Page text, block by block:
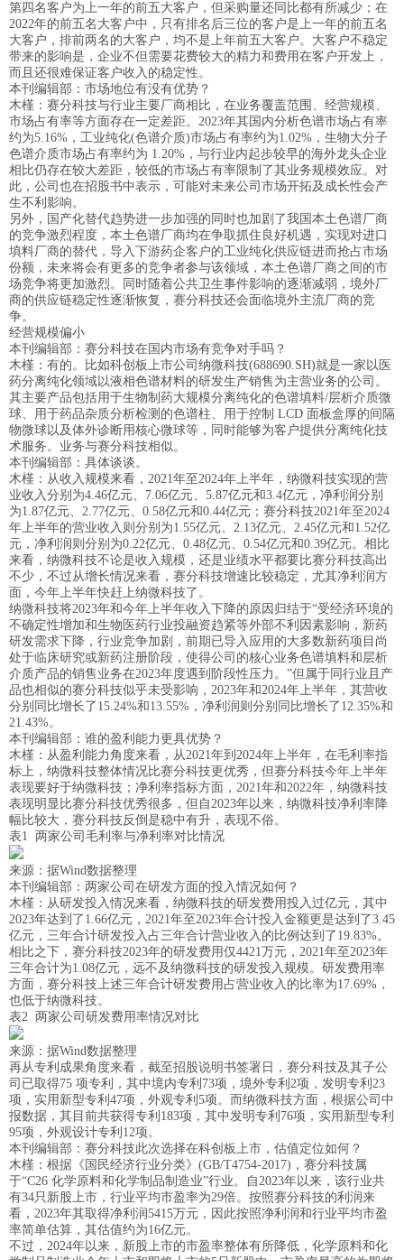
第四名客户为上一年的前五大客户，但采购量还同比都有所减少；在
2022年的前五名大客户中，只有排名后三位的客户是上一年的前五名
大客户，排前两名的大客户，均不是上年前五大客户。大客户不稳定
带来的影响是，企业不但需要花费较大的精力和费用在客户开发上，
而且还很难保证客户收入的稳定性。
本刊编辑部：市场地位有没有优势？
木槿：赛分科技与行业主要厂商相比，在业务覆盖范围、经营规模、
市场占有率等方面存在一定差距。2023年其国内分析色谱市场占有率
约为5.16%，工业纯化(色谱介质)市场占有率约为1.02%，生物大分子
色谱介质市场占有率约为 1.20%，与行业内起步较早的海外龙头企业
相比仍存在较大差距，较低的市场占有率限制了其业务规模效应。对
此，公司也在招股书中表示，可能对未来公司市场开拓及成长性会产
生不利影响。
另外，国产化替代趋势进一步加强的同时也加剧了我国本土色谱厂商
的竞争激烈程度，本土色谱厂商均在争取抓住良好机遇，实现对进口
填料厂商的替代，导入下游药企客户的工业纯化供应链进而抢占市场
份额，未来将会有更多的竞争者参与该领域，本土色谱厂商之间的市
场竞争将更加激烈。同时随着公共卫生事件影响的逐渐减弱，境外厂
商的供应链稳定性逐渐恢复，赛分科技还会面临境外主流厂商的竞
争。
经营规模偏小
本刊编辑部：赛分科技在国内市场有竞争对手吗？
木槿：有的。比如科创板上市公司纳微科技(688690.SH)就是一家以医
药分离纯化领域以液相色谱材料的研发生产销售为主营业务的公司。
其主要产品包括用于生物制药大规模分离纯化的色谱填料/层析介质微
球、用于药品杂质分析检测的色谱柱、用于控制 LCD 面板盒厚的间隔
物微球以及体外诊断用核心微球等，同时能够为客户提供分离纯化技
术服务。业务与赛分科技相似。
本刊编辑部：具体谈谈。
木槿：从收入规模来看，2021年至2024年上半年，纳微科技实现的营
业收入分别为4.46亿元、7.06亿元、5.87亿元和3.4亿元，净利润分别
为1.87亿元、2.77亿元、0.58亿元和0.44亿元；赛分科技2021年至2024
年上半年的营业收入则分别为1.55亿元、2.13亿元、2.45亿元和1.52亿
元，净利润则分别为0.22亿元、0.48亿元、0.54亿元和0.39亿元。相比
来看，纳微科技不论是收入规模，还是业绩水平都要比赛分科技高出
不少，不过从增长情况来看，赛分科技增速比较稳定，尤其净利润方
面，今年上半年快赶上纳微科技了。
纳微科技将2023年和今年上半年收入下降的原因归结于“受经济环境的
不确定性增加和生物医药行业投融资趋紧等外部不利因素影响，新药
研发需求下降，行业竞争加剧，前期已导入应用的大多数新药项目尚
处于临床研究或新药注册阶段，使得公司的核心业务色谱填料和层析
介质产品的销售业务在2023年度遇到阶段性压力。”但属于同行业且产
品也相似的赛分科技似乎未受影响，2023年和2024年上半年，其营收
分别同比增长了15.24%和13.55%，净利润则分别同比增长了12.35%和
21.43%。
本刊编辑部：谁的盈利能力更具优势？
木槿：从盈利能力角度来看，从2021年到2024年上半年，在毛利率指
标上，纳微科技整体情况比赛分科技更优秀，但赛分科技今年上半年
表现要好于纳微科技；净利率指标方面，2021年和2022年，纳微科技
表现明显比赛分科技优秀很多，但自2023年以来，纳微科技净利率降
幅比较大，赛分科技反倒是稳中有升，表现不俗。
表1 两家公司毛利率与净利率对比情况
来源：据Wind数据整理
本刊编辑部：两家公司在研发方面的投入情况如何？
木槿：从研发投入情况来看，纳微科技的研发费用投入过亿元，其中
2023年达到了1.66亿元，2021年至2023年合计投入金额更是达到了3.45
亿元，三年合计研发投入占三年合计营业收入的比例达到了19.83%。
相比之下，赛分科技2023年的研发费用仅4421万元，2021年至2023年
三年合计为1.08亿元，远不及纳微科技的研发投入规模。研发费用率
方面，赛分科技上述三年合计研发费用占营业收入的比率为17.69%，
也低于纳微科技。
表2 两家公司研发费用率情况对比
来源：据Wind数据整理
再从专利成果角度来看，截至招股说明书签署日，赛分科技及其子公
司已取得75 项专利，其中境内专利73项，境外专利2项，发明专利23
项，实用新型专利47项，外观专利5项。而纳微科技方面，根据公司中
报数据，其目前共获得专利183项，其中发明专利76项，实用新型专利
95项，外观设计专利12项。
本刊编辑部：赛分科技此次选择在科创板上市，估值定位如何？
木槿：根据《国民经济行业分类》(GB/T4754-2017)，赛分科技属
于“C26 化学原料和化学制品制造业”行业。自2023年以来，该行业共
有34只新股上市，行业平均市盈率为29倍。按照赛分科技的利润来
看，2023年其取得净利润5415万元，因此按照净利润和行业平均市盈
率简单估算，其估值约为16亿元。
不过，2024年以来，新股上市的市盈率整体有所降低，化学原料和化